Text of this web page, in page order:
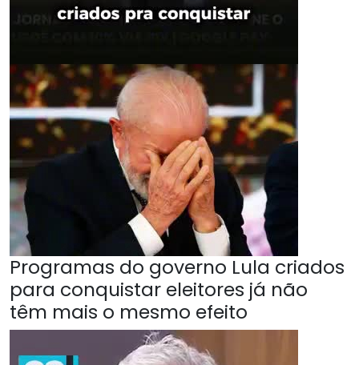
Programas do governo Lula criados
para conquistar eleitores já não
têm mais o mesmo efeito